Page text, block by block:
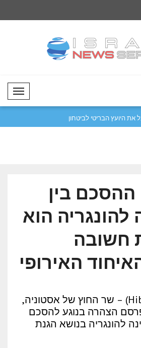
Mobil Menü
להגן על אזרחיה מפני
בין
להונגריה הוא
חשובה
האירופי
טאלין, 4 ביוני (Hibya) – שר החוץ של אסטוניה,
הצהרה בנוגע להסכם
להונגריה בנושא הגנת